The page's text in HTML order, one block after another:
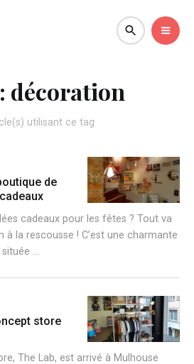
décoration
utilisant ce tag
de
cadeaux pour les fêtes ? Tout va
à la rescousse ! C’est une charmante
…
store
The Lab, est arrivé à Mulhouse